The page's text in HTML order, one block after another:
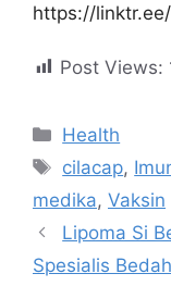
https://
Post Views:
Health
cilacap,
medika, Vaksin
Lipoma Si
Spesialis